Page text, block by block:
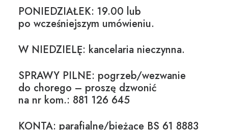
PONIEDZIAŁEK: 19.00 lub
po wcześniejszym umówieniu.
W NIEDZIELĘ: kancelaria nieczynna.
SPRAWY PILNE: pogrzeb/wezwanie
do chorego – proszę dzwonić
na nr kom.: 881 126 645
KONTA: parafialne/bieżące BS 61 8883